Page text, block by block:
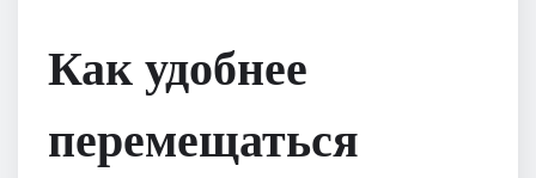
Как удобнее
перемещаться